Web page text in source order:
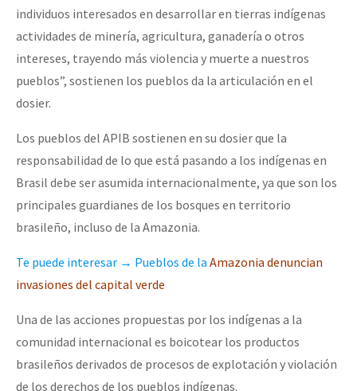
individuos interesados en desarrollar en tierras indígenas
actividades de minería, agricultura, ganadería o otros
intereses, trayendo más violencia y muerte a nuestros
pueblos”, sostienen los pueblos da la articulación en el
dosier.
Los pueblos del APIB sostienen en su dosier que la
responsabilidad de lo que está pasando a los indígenas en
Brasil debe ser asumida internacionalmente, ya que son los
principales guardianes de los bosques en territorio
brasileño, incluso de la Amazonia.
Te puede interesar → Pueblos de la Amazonia denuncian
invasiones del capital verde
Una de las acciones propuestas por los indígenas a la
comunidad internacional es boicotear los productos
brasileños derivados de procesos de explotación y violación
de los derechos de los pueblos indígenas.